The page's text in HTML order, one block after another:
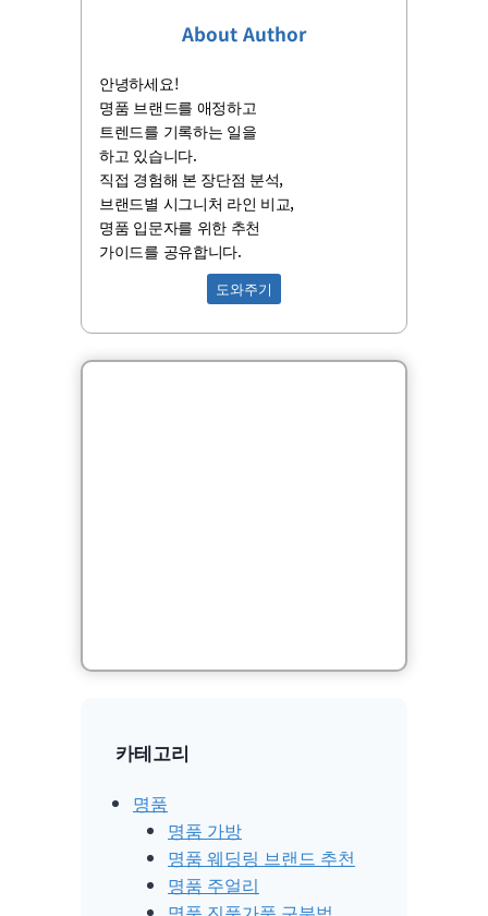
About Author
안녕하세요!
명품 브랜드를 애정하고
트렌드를 기록하는 일을
하고 있습니다.
직접 경험해 본 장단점 분석,
브랜드별 시그니처 라인 비교,
명품 입문자를 위한 추천
가이드를 공유합니다.
도와주기
카테고리
명품
명품 가방
명품 웨딩링 브랜드 추천
명품 주얼리